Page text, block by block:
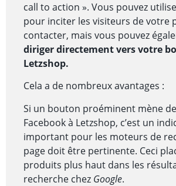
call to action ». Vous pouvez
pour inciter les visiteurs de votre
contacter, mais vous pouvez
diriger directement vers votre
Letzshop.
Cela a de nombreux avantages :
Si un bouton proéminent mène
Facebook à Letzshop, c’est un
important pour les moteurs de
page doit être pertinente. Ceci
produits plus haut dans les
recherche chez Google.